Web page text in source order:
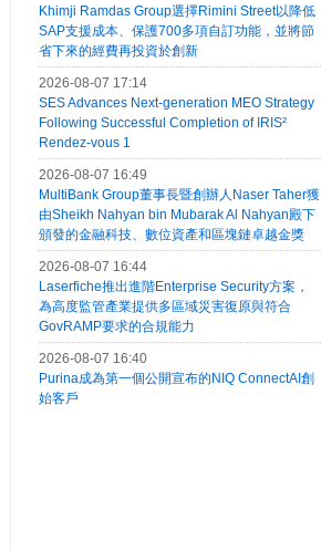
Khimji Ramdas Group選擇Rimini Street以降低
SAP支援成本、保護700多項自訂功能，並將節
省下來的經費再投資於創新
2026-08-07 17:14
SES Advances Next-generation MEO Strategy
Following Successful Completion of IRIS²
Rendez-vous 1
2026-08-07 16:49
MultiBank Group董事長暨創辦人Naser Taher獲
由Sheikh Nahyan bin Mubarak Al Nahyan殿下
頒發的金融科技、數位資產和區塊鏈卓越金獎
2026-08-07 16:44
Laserfiche推出進階Enterprise Security方案，
為高度監管產業提供多區域災害復原與符合
GovRAMP要求的合規能力
2026-08-07 16:40
Purina成為第一個公開宣布的NIQ ConnectAI創
始客戶